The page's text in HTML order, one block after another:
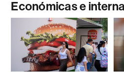
Económicas e